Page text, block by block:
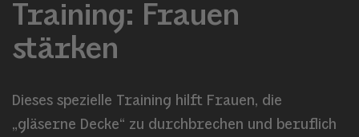
Training: Frauen
stärken
Dieses spezielle Training hilft Frauen, die
„gläserne Decke“ zu durchbrechen und beruflich